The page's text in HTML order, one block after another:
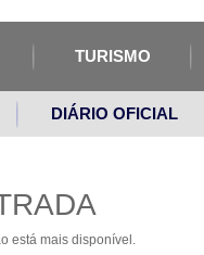
TURISMO
DIÁRIO OFICIAL
está mais disponível.